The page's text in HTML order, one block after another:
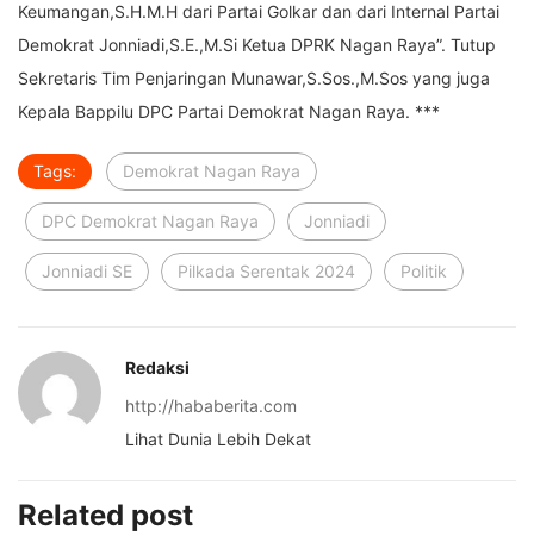
Keumangan,S.H.M.H dari Partai Golkar dan dari Internal Partai
Demokrat Jonniadi,S.E.,M.Si Ketua DPRK Nagan Raya”. Tutup
Sekretaris Tim Penjaringan Munawar,S.Sos.,M.Sos yang juga
Kepala Bappilu DPC Partai Demokrat Nagan Raya. ***
Tags: Demokrat Nagan Raya
DPC Demokrat Nagan Raya Jonniadi
Jonniadi SE Pilkada Serentak 2024 Politik
Redaksi
http://hababerita.com
Lihat Dunia Lebih Dekat
Related post